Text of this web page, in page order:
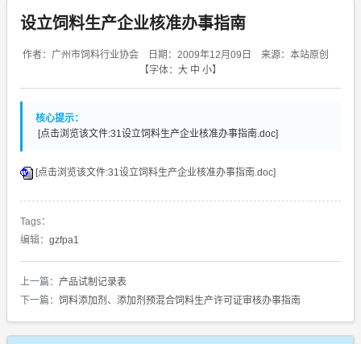
设立饲料生产企业核准办事指南
作者：广州市饲料行业协会 日期：2009年12月09日 来源：本站原创
【字体： 大 中 小】
核心提示：
[点击浏览该文件:31设立饲料生产企业核准办事指南.doc]
[点击浏览该文件:31设立饲料生产企业核准办事指南.doc]
Tags：
编辑： gzfpa1
上一篇： 产品试制记录表
下一篇： 饲料添加剂、添加剂预混合饲料生产许可证审核办事指南